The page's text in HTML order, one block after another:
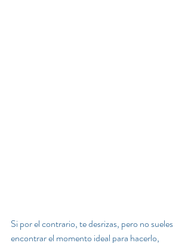
Si por el contrario, te desrizas, pero no sueles
encontrar el momento ideal para hacerlo,